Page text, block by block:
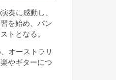
奏に感動し、
を始め、バン
トとなる。
オーストラリ
やギターにつ